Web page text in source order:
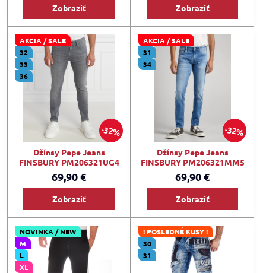
Zobraziť Zobraziť
32%
AKCIA / SALE
32
33
36
Džínsy Pepe Jeans
FINSBURY PM206321UG4
69,90 €
Zobraziť
32%
AKCIA / SALE
31
34
Džínsy Pepe Jeans
FINSBURY PM206321MM5
69,90 €
Zobraziť
NOVINKA / NEW
M
L
XL
! POSLEDNÉ KUSY !
30
31